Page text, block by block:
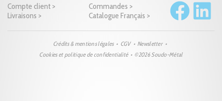
Compte client >
Commandes >
Livraisons >
Catalogue Français >
Crédits & mentions légales CGV
Newsletter
Cookies et politique de confidentialité
©2026 Soudo-Métal